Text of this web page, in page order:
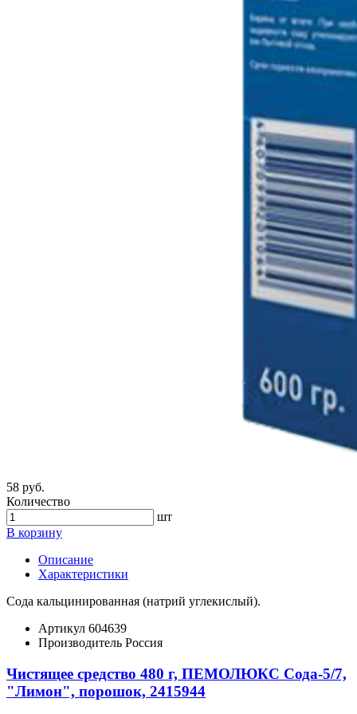
58 руб.
Количество
шт
В корзину
Описание
Характеристики
Сода кальцинированная (натрий углекислый).
Артикул 604639
Производитель Россия
Чистящее средство 480 г, ПЕМОЛЮКС Сода-5/7,
"Лимон", порошок, 2415944